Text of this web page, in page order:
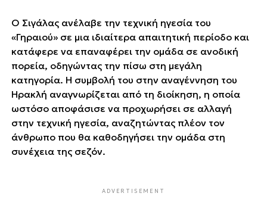
Ο Σιγάλας ανέλαβε την τεχνική ηγεσία του
«Γηραιού» σε μια ιδιαίτερα απαιτητική περίοδο και
κατάφερε να επαναφέρει την ομάδα σε ανοδική
πορεία, οδηγώντας την πίσω στη μεγάλη
κατηγορία. Η συμβολή του στην αναγέννηση του
Ηρακλή αναγνωρίζεται από τη διοίκηση, η οποία
ωστόσο αποφάσισε να προχωρήσει σε αλλαγή
στην τεχνική ηγεσία, αναζητώντας πλέον τον
άνθρωπο που θα καθοδηγήσει την ομάδα στη
συνέχεια της σεζόν.
ADVERTISEMENT